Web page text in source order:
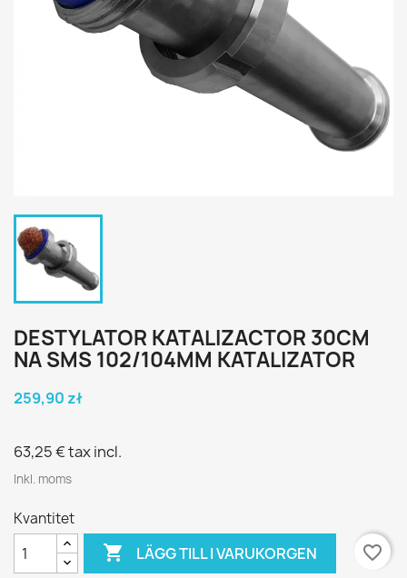
DESTYLATOR KATALIZACTOR 30CM
NA SMS 102/104MM KATALIZATOR
259,90 zł
63,25 €tax incl.
Inkl. moms
Kvantitet
 LÄGG TILL I VARUKORGEN favorite_border